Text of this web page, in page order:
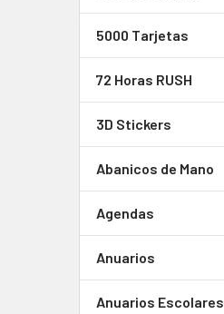
5000 Tarjetas
72 Horas RUSH
3D Stickers
Abanicos de Mano
Agendas
Anuarios
Anuarios Escolares